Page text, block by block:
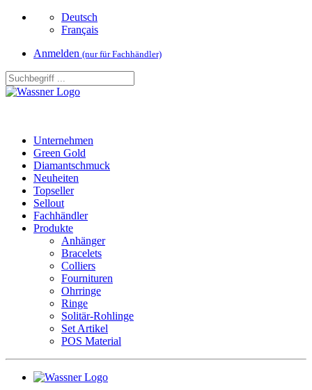
Deutsch
Français
Anmelden (nur für Fachhändler)
Unternehmen
Green Gold
Diamantschmuck
Neuheiten
Topseller
Sellout
Fachhändler
Produkte
Anhänger
Bracelets
Colliers
Fournituren
Ohrringe
Ringe
Solitär-Rohlinge
Set Artikel
POS Material